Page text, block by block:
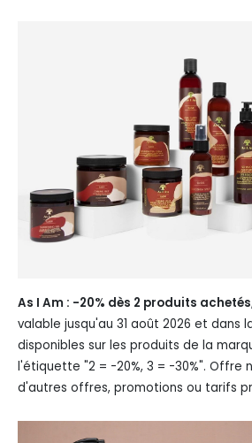
As I Am : -20% dès 2 produits
valable jusqu'au 31 août 2026 et dans
disponibles sur les produits de la
l'étiquette "2 = -20%, 3 = -30%". Offre
d'autres offres, promotions ou tarifs